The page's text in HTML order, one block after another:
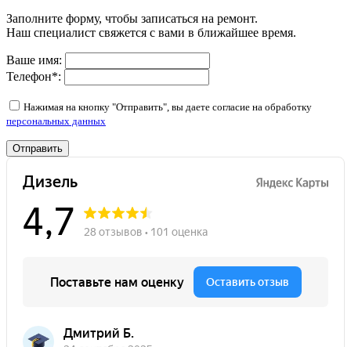
Заполните форму, чтобы записаться на ремонт.
Наш специалист свяжется с вами в ближайшее время.
Ваше имя:
Телефон*:
Нажимая на кнопку "Отправить", вы даете согласие на обработку
персональных данных
Отправить